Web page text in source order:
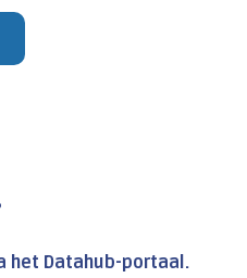
het Datahub-portaal.